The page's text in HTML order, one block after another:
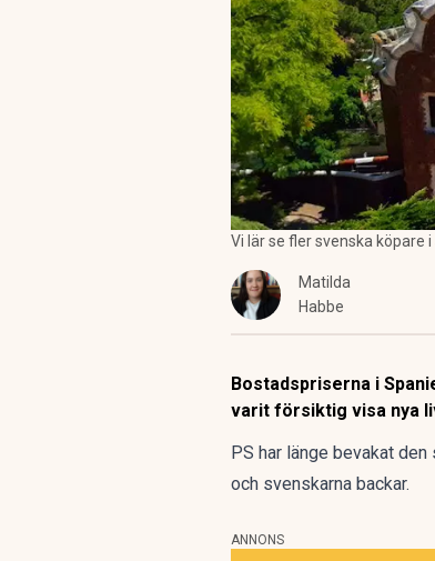
Vi lär se fler svenska köpare
Matilda
Habbe
Bostadspriserna i
varit försiktig visa nya
PS har länge bevakat
och svenskarna backar.
ANNONS